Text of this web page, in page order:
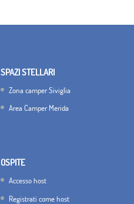
SPAZI STELLARI
Zona camper Siviglia
Area Camper Merida
OSPITE
Accesso host
Registrati come host